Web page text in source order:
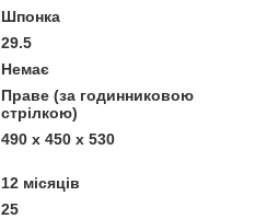
Шпонка
29.5
Немає
Праве (за годинниковою
стрілкою)
490 x 450 x 530
12 місяців
25